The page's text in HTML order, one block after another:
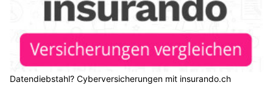
Datendiebstahl? Cyberversicherungen mit insurando.ch